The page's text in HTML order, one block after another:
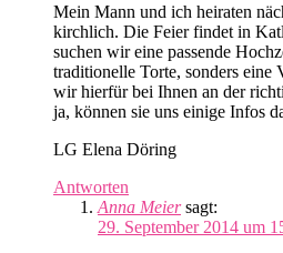
Mein Mann und ich heiraten
kirchlich. Die Feier findet in
suchen wir eine passende
traditionelle Torte, sonders eine
wir hierfür bei Ihnen an der
ja, können sie uns einige Infos
LG Elena Döring
Antworten
Anna Meier sagt:
29. September 2014 um